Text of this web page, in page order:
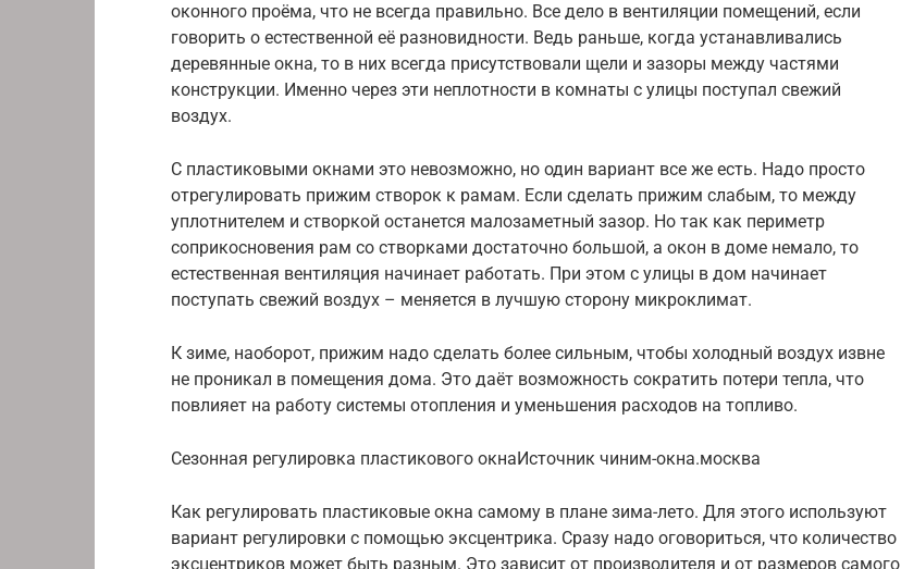
оконного проёма, что не всегда правильно. Все дело в вентиляции помещений, если
говорить о естественной её разновидности. Ведь раньше, когда устанавливались
деревянные окна, то в них всегда присутствовали щели и зазоры между частями
конструкции. Именно через эти неплотности в комнаты с улицы поступал свежий
воздух.
С пластиковыми окнами это невозможно, но один вариант все же есть. Надо просто
отрегулировать прижим створок к рамам. Если сделать прижим слабым, то между
уплотнителем и створкой останется малозаметный зазор. Но так как периметр
соприкосновения рам со створками достаточно большой, а окон в доме немало, то
естественная вентиляция начинает работать. При этом с улицы в дом начинает
поступать свежий воздух – меняется в лучшую сторону микроклимат.
К зиме, наоборот, прижим надо сделать более сильным, чтобы холодный воздух извне
не проникал в помещения дома. Это даёт возможность сократить потери тепла, что
повлияет на работу системы отопления и уменьшения расходов на топливо.
Сезонная регулировка пластикового окнаИсточник чиним-окна.москва
Как регулировать пластиковые окна самому в плане зима-лето. Для этого используют
вариант регулировки с помощью эксцентрика. Сразу надо оговориться, что количество
эксцентриков может быть разным. Это зависит от производителя и от размеров самого